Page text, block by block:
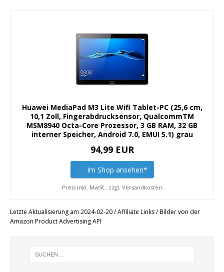
Huawei MediaPad M3 Lite Wifi Tablet-PC (25,6 cm,
10,1 Zoll, Fingerabdrucksensor, QualcommTM
MSM8940 Octa-Core Prozessor, 3 GB RAM, 32 GB
interner Speicher, Android 7.0, EMUI 5.1) grau
94,99 EUR
Im Shop ansehen*
Preis inkl. MwSt., zzgl. Versandkosten
Letzte Aktualisierung am 2024-02-20 / Affiliate Links / Bilder von der
Amazon Product Advertising API